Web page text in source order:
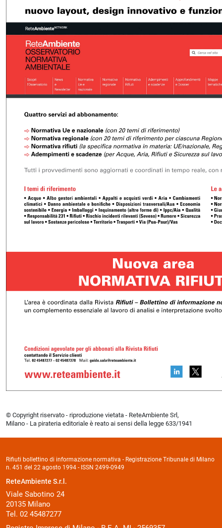
© Copyright riservato - riproduzione vietata - ReteAmbiente Srl,
Milano - La pirateria editoriale è reato ai sensi della legge 633/1941
Rifiuti bollettino di informazione normativa - Registrazione Tribunale di Milano
n. 451 del 22 agosto 1994 - ISSN 2499-0949
ReteAmbiente S.r.l.
Viale Sabotino 24
20135 Milano
Tel. 02 45487277